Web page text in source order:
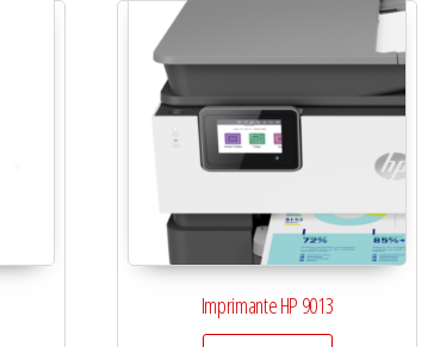
Imprimante HP 9013